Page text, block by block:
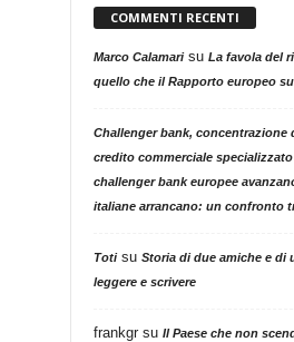
COMMENTI RECENTI
Marco Calamarisu La favola del
quello che il Rapporto europeo
Challenger bank, concentrazione
credito commerciale specializzato
challenger bank europee
italiane arrancano: un confronto
Totisu Storia di due amiche e di
leggere e scrivere
frankgrsu Il Paese che non